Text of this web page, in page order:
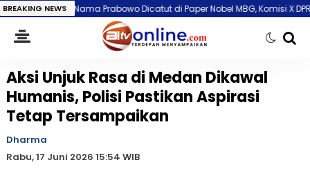
BREAKING NEWS
Prabowo Dicatut di Paper Nobel MBG, Komisi X DPR: Pelanggaran
Aksi Unjuk Rasa di Medan Dikawal
Humanis, Polisi Pastikan Aspirasi
Tetap Tersampaikan
Dharma
Rabu, 17 Juni 2026 15:54 WIB